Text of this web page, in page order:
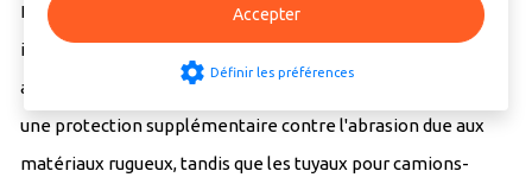
Les tuyaux industriels sont conçus pour résister à un usage
intensif, ce qui les rend particulièrement adaptés aux
applications lourdes. Les tuyaux résistants à l'usure offrent
une protection supplémentaire contre l'abrasion due aux
matériaux rugueux, tandis que les tuyaux pour camions-
Accepter
settings Définir les préférences